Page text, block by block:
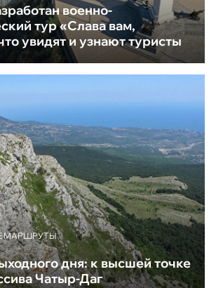
военно-
тур «Слава вам,
увидят и узнают туристы
МАРШРУТЫ
дня: к высшей точке
Чатыр-Даг